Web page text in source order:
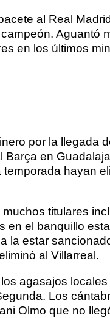
al Real
Aguantó
en los últimos
por la llegada
en
hayan
titulares
el banquillo
estar
al Villarreal.
agasajos
Los
Olmo que no